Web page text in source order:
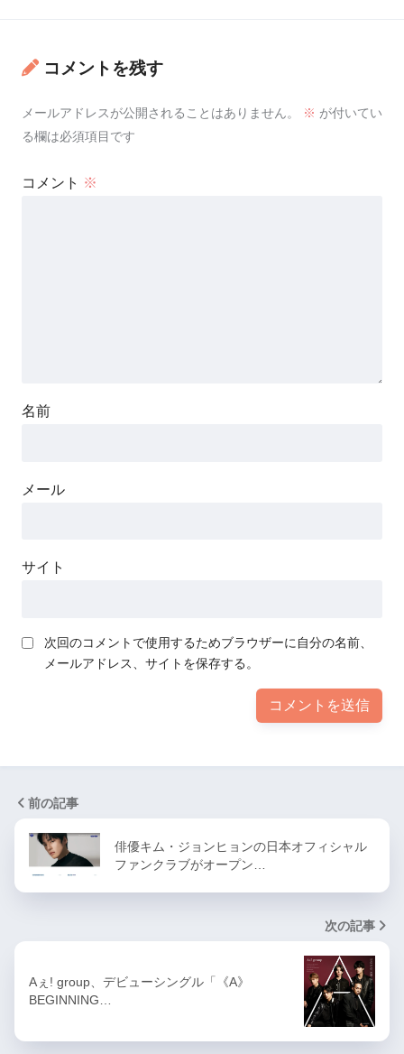
コメントを残す
メールアドレスが公開されることはありません。 ※ が付いてい
る欄は必須項目です
コメント ※
名前
メール
サイト
次回のコメントで使用するためブラウザーに自分の名前、
メールアドレス、サイトを保存する。
前の記事
俳優キム・ジョンヒョンの日本オフィシャル
ファンクラブがオープン…
次の記事
Aぇ! group、デビューシングル「《A》
BEGINNING…